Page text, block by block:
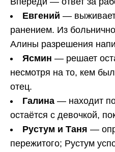
Евгений —
ранением. Из
Алины разрешения
Ясмин — решает
несмотря на то, кем
отец.
Галина — находит
остаётся с девочкой,
Рустум и Таня —
пережитого; Рустум